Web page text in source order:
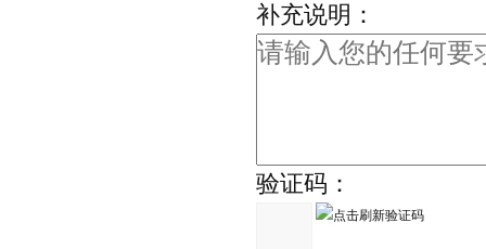
补充说明：
验证码：